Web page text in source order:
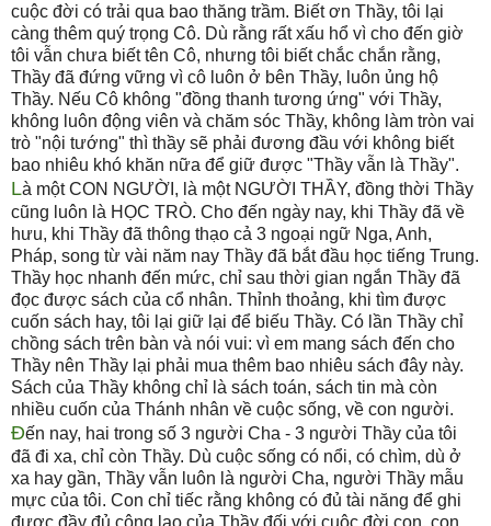
cuộc đời có trải qua bao thăng trầm. Biết ơn Thầy, tôi lại
càng thêm quý trọng Cô. Dù rằng rất xấu hổ vì cho đến giờ
tôi vẫn chưa biết tên Cô, nhưng tôi biết chắc chắn rằng,
Thầy đã đứng vững vì cô luôn ở bên Thầy, luôn ủng hộ
Thầy. Nếu Cô không "đồng thanh tương ứng" với Thầy,
không luôn động viên và chăm sóc Thầy, không làm tròn vai
trò "nội tướng" thì thầy sẽ phải đương đầu với không biết
bao nhiêu khó khăn nữa để giữ được "Thầy vẫn là Thầy".
Là một CON NGƯỜI, là một NGƯỜI THẦY, đồng thời Thầy
cũng luôn là HỌC TRÒ. Cho đến ngày nay, khi Thầy đã về
hưu, khi Thầy đã thông thạo cả 3 ngoại ngữ Nga, Anh,
Pháp, song từ vài năm nay Thầy đã bắt đầu học tiếng Trung.
Thầy học nhanh đến mức, chỉ sau thời gian ngắn Thầy đã
đọc được sách của cổ nhân. Thỉnh thoảng, khi tìm được
cuốn sách hay, tôi lại giữ lại để biếu Thầy. Có lần Thầy chỉ
chồng sách trên bàn và nói vui: vì em mang sách đến cho
Thầy nên Thầy lại phải mua thêm bao nhiêu sách đây này.
Sách của Thầy không chỉ là sách toán, sách tin mà còn
nhiều cuốn của Thánh nhân về cuộc sống, về con người.
Đến nay, hai trong số 3 người Cha - 3 người Thầy của tôi
đã đi xa, chỉ còn Thầy. Dù cuộc sống có nổi, có chìm, dù ở
xa hay gần, Thầy vẫn luôn là người Cha, người Thầy mẫu
mực của tôi. Con chỉ tiếc rằng không có đủ tài năng để ghi
được đầy đủ công lao của Thầy đối với cuộc đời con, con